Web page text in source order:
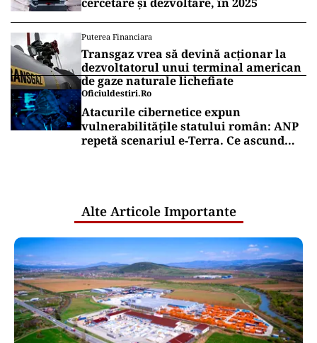
Puterea Financiara
Transgaz vrea să devină acționar la
dezvoltatorul unui terminal american
de gaze naturale lichefiate
Oficiuldestiri.ro
Atacurile cibernetice expun
vulnerabilitățile statului român: ANP
repetă scenariul e‑Terra. Ce ascund
Alte Articole Importante